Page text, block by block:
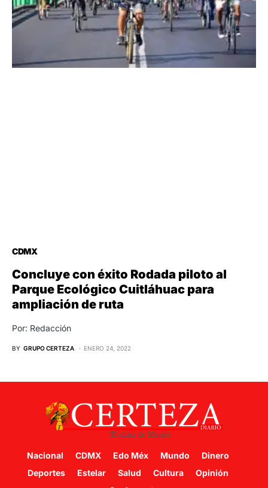
CDMX
Concluye con éxito Rodada piloto al
Parque Ecológico Cuitláhuac para
ampliación de ruta
Por: Redacción
BY GRUPO CERTEZA ENERO 24, 2022
Nacional CDMX Edo Méx Mundo
Dinero
Deportes
Estelar Salud Cultura
Opinión